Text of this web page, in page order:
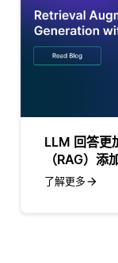
LLM 回答更
（RAG）添
了解更多